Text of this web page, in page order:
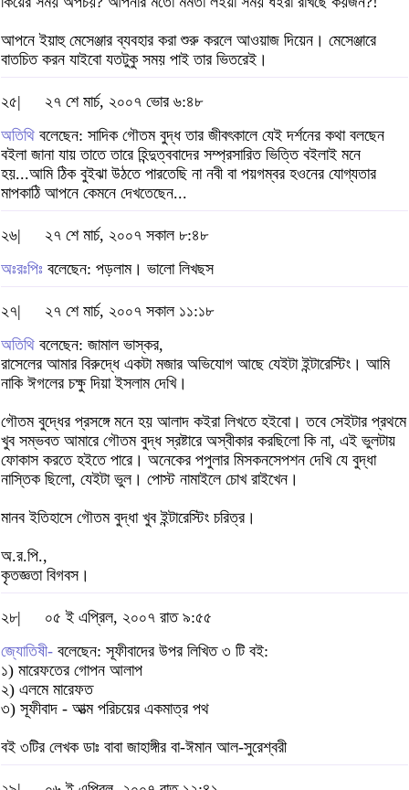
আপনে ইয়াহু মেসেঞ্জার ব্যবহার করা শুরু করলে আওয়াজ দিয়েন। মেসেঞ্জারে
বাতচিত করন যাইবো যতটুকু সময় পাই তার ভিতরেই।
২৫|
২৭ শে মার্চ, ২০০৭ ভোর ৬:৪৮
অতিথি বলেছেন: সাদিক গৌতম বুদ্ধ তার জীবৎকালে যেই দর্শনের কথা বলছেন
বইলা জানা যায় তাতে তারে হিন্দুত্ববাদের সম্প্রসারিত ভিত্তি বইলাই মনে
হয়...আমি ঠিক বুইঝা উঠতে পারতেছি না নবী বা পয়গম্বর হওনের যোগ্যতার
মাপকাঠি আপনে কেমনে দেখতেছেন...
২৬|
২৭ শে মার্চ, ২০০৭ সকাল ৮:৪৮
অঃরঃপিঃ বলেছেন: পড়লাম। ভালো লিখছস
২৭|
২৭ শে মার্চ, ২০০৭ সকাল ১১:১৮
অতিথি বলেছেন: জামাল ভাস্কর,
রাসেলের আমার বিরুদ্ধে একটা মজার অভিযোগ আছে যেইটা ইন্টারেস্টিং। আমি
নাকি ঈগলের চক্ষু দিয়া ইসলাম দেখি।
গৌতম বুদ্ধের প্রসঙ্গে মনে হয় আলাদ কইরা লিখতে হইবো। তবে সেইটার প্রথমে
খুব সম্ভবত আমারে গৌতম বুদ্ধ স্রষ্টারে অস্বীকার করছিলো কি না, এই ভুলটায়
ফোকাস করতে হইতে পারে। অনেকের পপুলার মিসকনসেপশন দেখি যে বুদ্ধা
নাস্তিক ছিলো, যেইটা ভুল। পোস্ট নামাইলে চোখ রাইখেন।
মানব ইতিহাসে গৌতম বুদ্ধা খুব ইন্টারেস্টিং চরিত্র।
অ.র.পি.,
কৃতজ্ঞতা বিগবস।
২৮|
০৫ ই এপ্রিল, ২০০৭ রাত ৯:৫৫
জ্যোতিষী- বলেছেন: সূফীবাদের উপর লিখিত ৩ টি বই:
১) মারেফতের গোপন আলাপ
২) এলমে মারেফত
৩) সূফীবাদ - আত্ম পরিচয়ের একমাত্র পথ
বই ৩টির লেখক ডাঃ বাবা জাহাঙ্গীর বা-ঈমান আল-সুরেশ্বরী